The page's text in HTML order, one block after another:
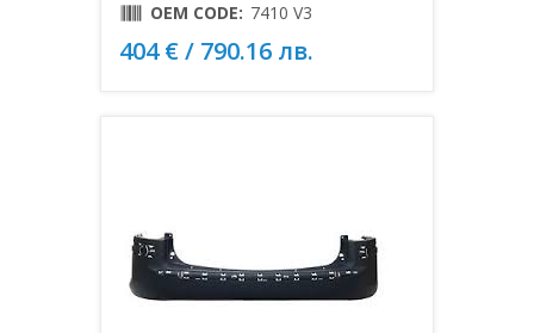
OEM CODE: 7410 V3
404 € / 790.16 лв.